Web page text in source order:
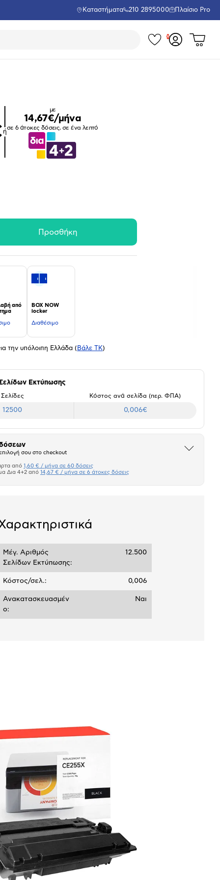
Καταστήματα 210 2895000 Πλαίσιο Pro
Τα
Δες
ή
με
14,67€/μήνα
σε 6 άτοκες δόσεις, σε ένα λεπτό
Προσθήκη
από
BOX NOW
locker
Διαθέσιμο
την υπόλοιπη Ελλάδα ( Βάλε ΤΚ)
Εκτύπωσης
Σελίδες Κόστος ανά σελίδα (περ. ΦΠΑ)
12500 0,006€
σου στο checkout
Άνοιξε
Πιστωτική κάρτα
1,60 €
από 1,60 € / μήνα σε 60 δόσεις
Δια 4+2 από 14,67 € / μήνα σε 6 άτοκες δόσεις
Μέγ. Αριθμός
Σελίδων Εκτύπωσης:
12.500
Κόστος/σελ.: 0,006
Ανακατασκευασμέν
ο:
Ναι